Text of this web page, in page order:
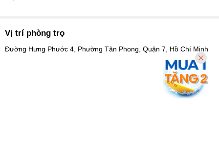
Vị trí phòng trọ
Đường Hưng Phước 4, Phường Tân Phong, Quận 7, Hồ Chí Minh